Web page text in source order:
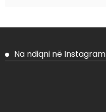
Na ndiqni në Instagram